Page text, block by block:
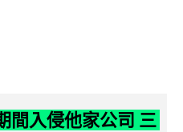
間入侵他家公司 三